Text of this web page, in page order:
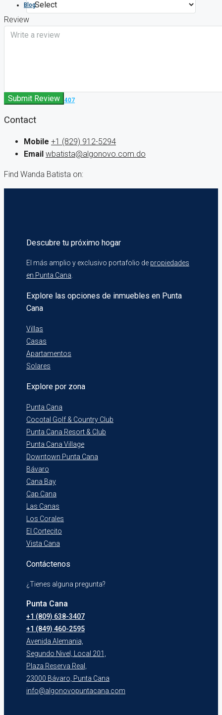
Blog
+1 (809) 638-3407
Review
Submit Review
Contact
Mobile +1 (829) 912-5294
Email wbatista@algonovo.com.do
Find Wanda Batista on:
Descubre tu próximo hogar
El más amplio y exclusivo portafolio de propiedades
en Punta Cana
Explore las opciones de inmuebles en Punta
Cana
Villas
Casas
Apartamentos
Solares
Explore por zona
Punta Cana
Cocotal Golf & Country Club
Punta Cana Resort & Club
Punta Cana Village
Downtown Punta Cana
Bávaro
Cana Bay
Cap Cana
Las Canas
Los Corales
El Cortecito
Vista Cana
Contáctenos
¿Tienes alguna pregunta?
Punta Cana
+1 (809) 638-3407
+1 (849) 460-2595
Avenida Alemania,
Segundo Nivel, Local 201,
Plaza Reserva Real,
23000 Bávaro, Punta Cana
info@algonovopuntacana.com